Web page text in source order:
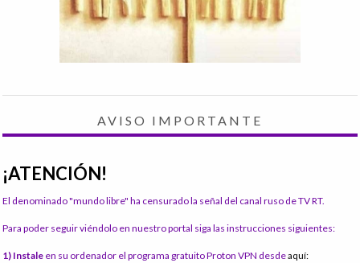
AVISO IMPORTANTE
¡ATENCIÓN!
El denominado "mundo libre" ha censurado la señal del canal ruso de TV RT.
Para poder seguir viéndolo en nuestro portal siga las instrucciones siguientes:
1) Instale en su ordenador el programa gratuito Proton VPN desdeaquí: